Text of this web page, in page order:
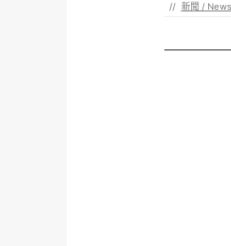
// 新聞 / News